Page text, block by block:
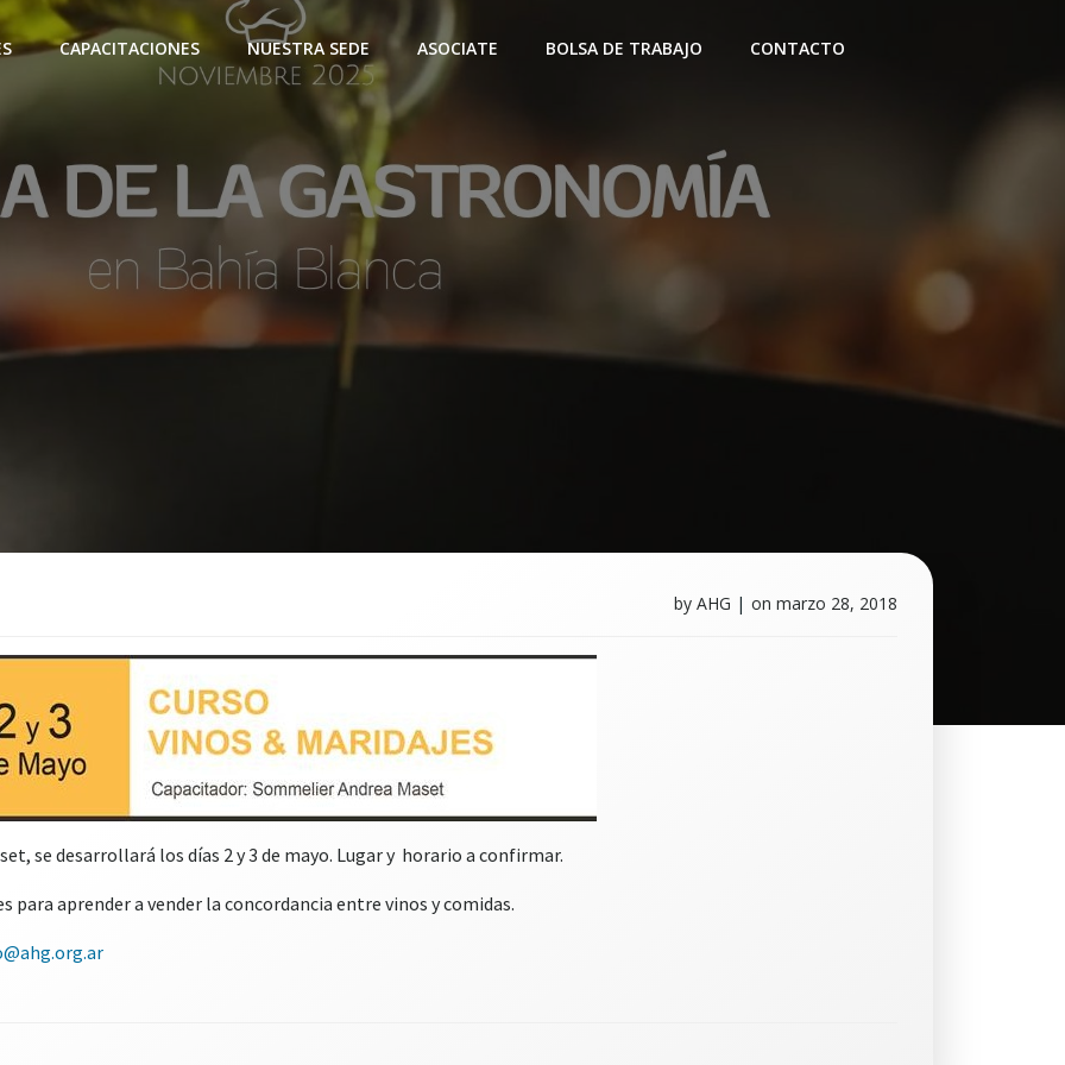
CAPACITACIONES NUESTRA SEDE ASOCIATE BOLSA DE TRABAJO CONTACTO
by AHG | on marzo 28, 2018
se desarrollará los días 2 y 3 de mayo. Lugar y horario a confirmar.
aprender a vender la concordancia entre vinos y comidas.